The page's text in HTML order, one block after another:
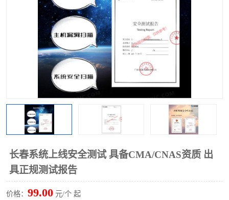
长春系统上线安全测试 具备CMA/CNAS资质 出
具正规测试报告
价格： 99.00 元/个 起